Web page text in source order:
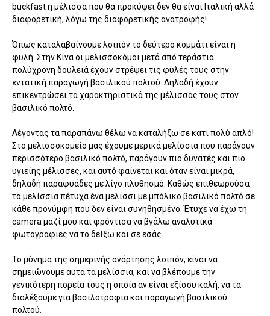
buckfast η μέλισσα που θα προκύψει δεν θα είναι Ιταλική αλλά
διαφορετική, λόγω της διαφορετικής ανατροφής!
Όπως καταλαβαίνουμε λοιπόν το δεύτερο κομμάτι είναι η
φυλή. Στην Κίνα οι μελισσοκόμοι μετά από τεράστια
πολύχρονη δουλειά έχουν στρέψει τις φυλές τους στην
εντατική παραγωγή βασιλικού πολτού. Δηλαδή έχουν
επικεντρώσει τα χαρακτηριστικά της μέλισσας τους στον
βασιλικό πολτό.
Λέγοντας τα παραπάνω θέλω να καταλήξω σε κάτι πολύ απλό!
Στο μελισσοκομείο μας έχουμε μερικά μελίσσια που παράγουν
περισσότερο βασιλικό πολτό, παράγουν πιο δυνατές και πιο
υγιείης μέλισσες, και αυτό φαίνεται και όταν είναι μικρά,
δηλαδή παραφυάδες με λίγο πλυθησμό. Καθώς επιθεωρούσα
τα μελίσσια πέτυχα ένα μελίσσι με μπόλικο βασιλικό πολτό σε
κάθε προνύμφη που δεν είναι συνηθησμένο. Έτυχε να έχω τη
camera μαζί μου και φρόντισα να βγάλω αναλυτικά
φωτογραφίες να το δείξω και σε εσάς.
Το μύνημα της σημερινής ανάρτησης λοιπόν, είναι να
σημειώνουμε αυτά τα μελίσσια, και να βλέπουμε την
γενικότερη πορεία τους η οποία αν είναι εξίσου καλή, να τα
διαλέξουμε για βασιλοτροφία και παραγωγή βασιλικού
πολτού.